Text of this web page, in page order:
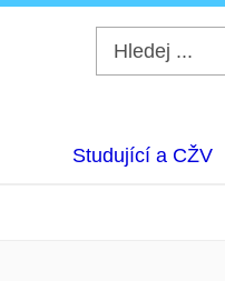
Studující a CŽV